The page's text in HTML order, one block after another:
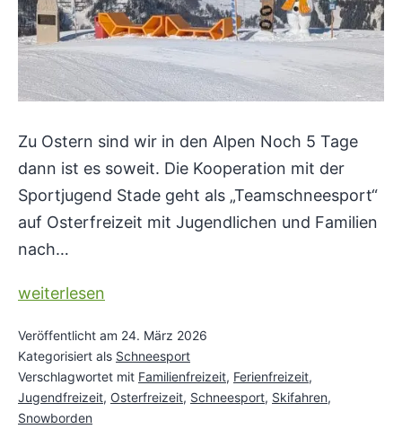
Zu Ostern sind wir in den Alpen Noch 5 Tage
dann ist es soweit. Die Kooperation mit der
Sportjugend Stade geht als „Teamschneesport“
auf Osterfreizeit mit Jugendlichen und Familien
nach…
Schneesport
auf
Reise
weiterlesen
Veröffentlicht am 24. März 2026
Kategorisiert als Schneesport
Verschlagwortet mit Familienfreizeit, Ferienfreizeit,
Jugendfreizeit, Osterfreizeit, Schneesport, Skifahren,
Snowborden